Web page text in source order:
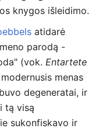
knygos išleidimo.
atidarė
parodą -
(vok. Entartete
menas
degeneratai, ir
tą visą
sukonfiskavo ir